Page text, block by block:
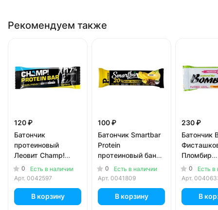
Рекомендуем также
120 ₽
Батончик
протеиновый
Леовит Champ!
банановый 45 гр
0
Есть в наличии
Арт. 0042597
В корзину
100 ₽
Батончик Smartbar
Protein
протеиновый банан
в темной глазури
40 гр
0
Есть в наличии
Арт. 0041809
В корзину
230 ₽
Батончик
Пломбир
60 гр
0
Есть в
Арт.
В